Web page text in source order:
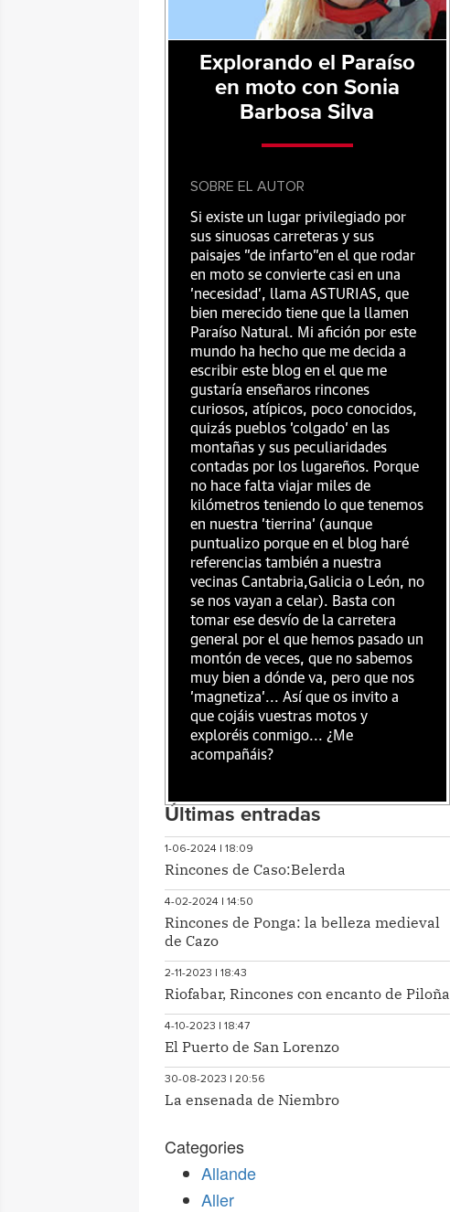
Explorando el Paraíso
en moto con Sonia
Barbosa Silva
SOBRE EL AUTOR
Si existe un lugar privilegiado por
sus sinuosas carreteras y sus
paisajes "de infarto"en el que rodar
en moto se convierte casi en una
'necesidad', llama ASTURIAS, que
bien merecido tiene que la llamen
Paraíso Natural. Mi afición por este
mundo ha hecho que me decida a
escribir este blog en el que me
gustaría enseñaros rincones
curiosos, atípicos, poco conocidos,
quizás pueblos 'colgado' en las
montañas y sus peculiaridades
contadas por los lugareños. Porque
no hace falta viajar miles de
kilómetros teniendo lo que tenemos
en nuestra 'tierrina' (aunque
puntualizo porque en el blog haré
referencias también a nuestra
vecinas Cantabria,Galicia o León, no
se nos vayan a celar). Basta con
tomar ese desvío de la carretera
general por el que hemos pasado un
montón de veces, que no sabemos
muy bien a dónde va, pero que nos
'magnetiza'... Así que os invito a
que cojáis vuestras motos y
exploréis conmigo... ¿Me
acompañáis?
Últimas entradas
1-06-2024 | 18:09
Rincones de Caso:Belerda
4-02-2024 | 14:50
Rincones de Ponga: la belleza medieval
de Cazo
2-11-2023 | 18:43
Riofabar, Rincones con encanto de Piloña
4-10-2023 | 18:47
El Puerto de San Lorenzo
30-08-2023 | 20:56
La ensenada de Niembro
Categories
Allande
Aller